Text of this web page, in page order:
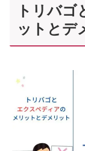
トリバゴ
ットとデ